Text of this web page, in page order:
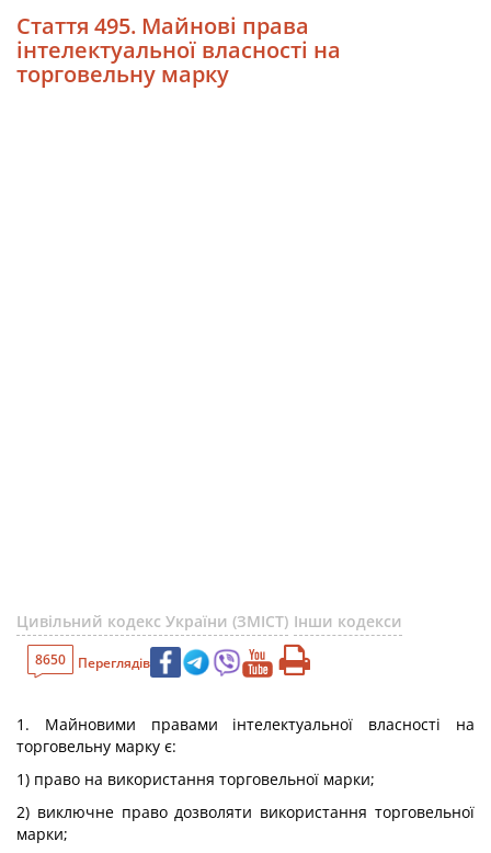
Стаття 495. Майнові права
інтелектуальної власності на
торговельну марку
Цивільний кодекс України (ЗМІСТ) Інши кодекси
8650 Переглядів
1. Майновими правами інтелектуальної власності на
торговельну марку є:
1) право на використання торговельної марки;
2) виключне право дозволяти використання торговельної
марки;